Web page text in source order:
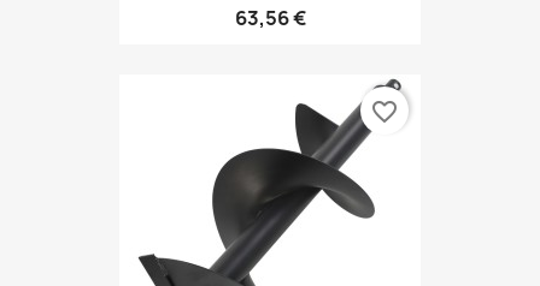
63,56 €
favorite_border